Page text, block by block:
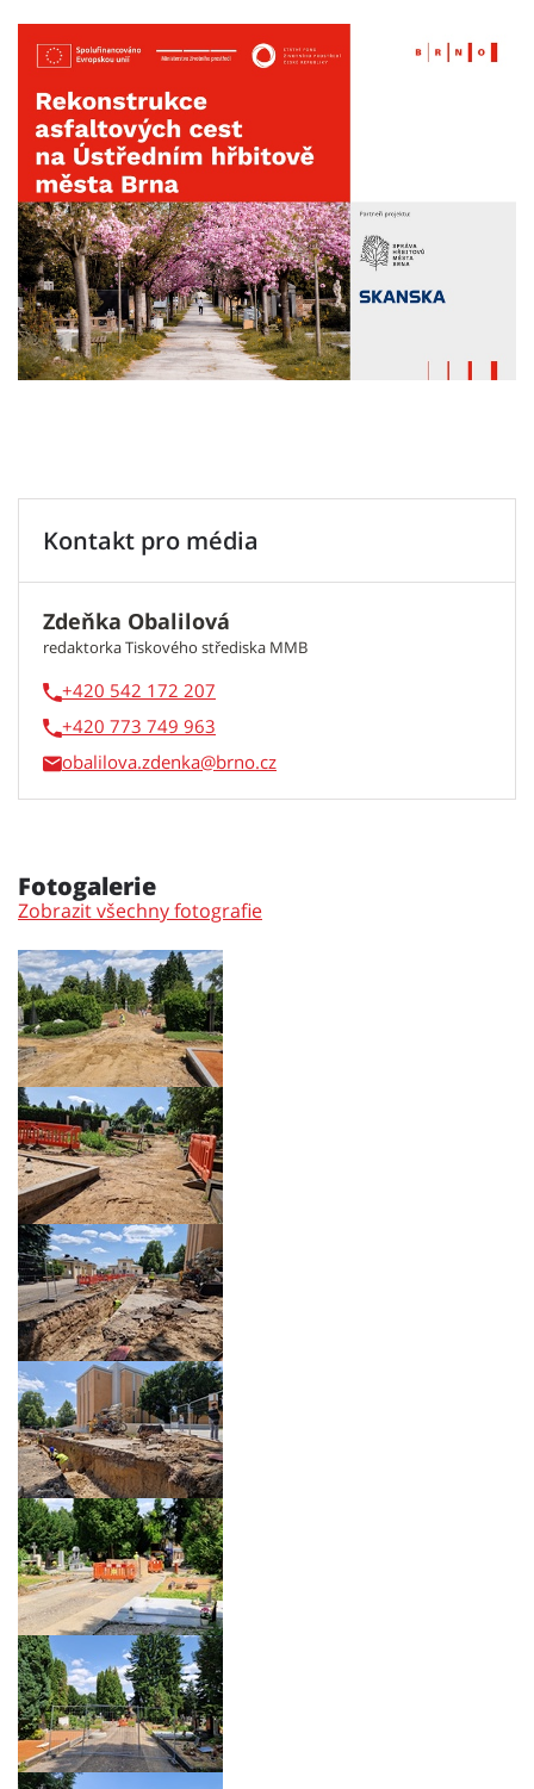
Kontakt pro média
Zdeňka Obalilová
redaktorka Tiskového střediska MMB
+420 542 172 207
+420 773 749 963
obalilova.zdenka
Fotogalerie
Zobrazit všechny fotografie